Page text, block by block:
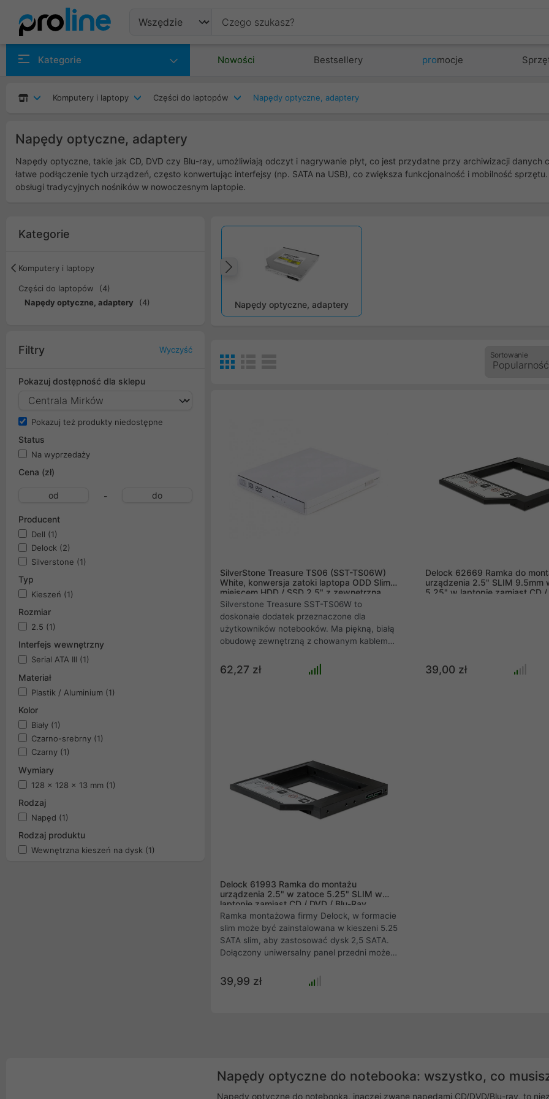
Kategorie Nowości Bestsellery promocje
Komputery i laptopy Części do laptopów Napędy optyczne, adaptery
Napędy optyczne, adaptery
Napędy optyczne, takie jak CD, DVD czy Blu-ray, umożliwiają odczyt i nagrywanie płyt, co jest przydatne przy archiwizacji
łatwe podłączenie tych urządzeń, często konwertując interfejsy (np. SATA na USB), co zwiększa funkcjonalność i mobilność
obsługi tradycyjnych nośników w nowoczesnym laptopie.
Kategorie
Komputery i laptopy
Części do laptopów
(4)
Napędy optyczne, adaptery
(4)
Filtry Wyczyść
Pokazuj dostępność dla sklepu
Pokazuj też produkty niedostępne
Status
Na wyprzedaży
Cena (zł)
-
Producent
Dell (1)
Delock (2)
Silverstone (1)
Typ
Kieszeń (1)
Rozmiar
2.5 (1)
Interfejs wewnętrzny
Serial ATA III (1)
Materiał
Plastik / Aluminium (1)
Kolor
Biały (1)
Czarno-srebrny (1)
Czarny (1)
Wymiary
128 x 128 x 13 mm (1)
Rodzaj
Napęd (1)
Rodzaj produktu
Wewnętrzna kieszeń na dysk (1)
Napędy optyczne, adaptery
Poprzedni
Sortowanie
SilverStone Treasure TS06 (SST-TS06W)
White, konwersja zatoki laptopa ODD Slim z
miejscem HDD / SSD 2.5" z zewnętrzną
obudową USB ODD Slim biały
Silverstone Treasure SST-TS06W to
doskonałe dodatek przeznaczone dla
użytkowników notebooków. Ma piękną, białą
obudowę zewnętrzną z chowanym kablem
w laptopie napęd optyczny do przenośnego
obudowy. Wolne gniazdo napędu
62,27 zł
Delock 62669 Ramka do
urządzenia 2.5" SLIM 9.5mm
5.25" w laptopie zamiast CD /
39,00 zł
Delock 61993 Ramka do montażu
urządzenia 2.5" w zatoce 5.25" SLIM w
laptopie zamiast CD / DVD / Blu-Ray
Ramka montażowa firmy Delock, w formacie
slim może być zainstalowana w kieszeni 5.25
SATA slim, aby zastosować dysk 2,5 SATA.
Dołączony uniwersalny panel przedni może
obudowie Mini PC, lub jeśli istniejący panel
przedni laptopa nie pasuje. Wysoka jakość
39,99 zł
Napędy optyczne do notebooka: wszystko, co
Napędy optyczne do notebooka, inaczej zwane napędami CD/DVD/Blu-ray, to